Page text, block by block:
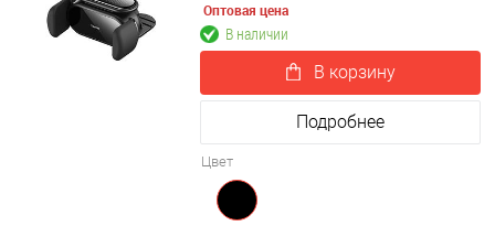
Оптовая цена
В наличии
В корзину
Подробнее
Цвет